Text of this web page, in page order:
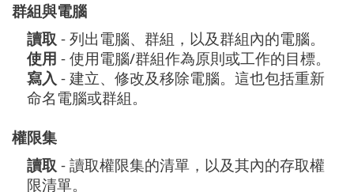
群組與電腦
讀取 - 列出電腦、群組，以及群組內的電腦。
使用 - 使用電腦/群組作為原則或工作的目標。
寫入 - 建立、修改及移除電腦。這也包括重新
命名電腦或群組。
權限集
讀取 - 讀取權限集的清單，以及其內的存取權
限清單。